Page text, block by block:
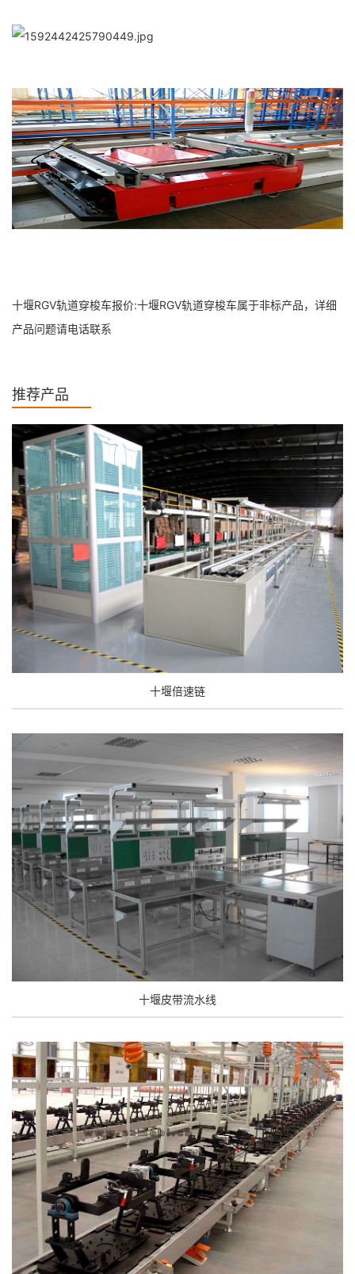
十堰RGV轨道穿梭车报价:十堰RGV轨道穿梭车属于非标产品，详细
产品问题请电话联系
推荐产品
十堰倍速链
十堰皮带流水线